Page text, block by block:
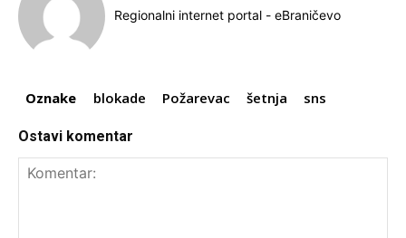
Regionalni internet portal - eBraničevo
Oznake blokade Požarevac šetnja sns
Ostavi komentar